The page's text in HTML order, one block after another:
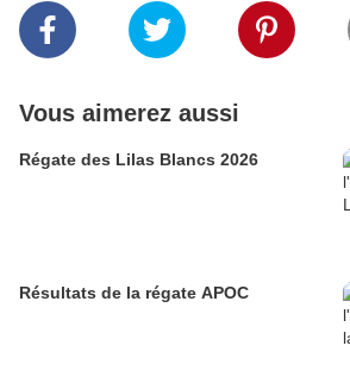
Vous aimerez aussi
Régate des Lilas Blancs 2026
Résultats de la régate APOC